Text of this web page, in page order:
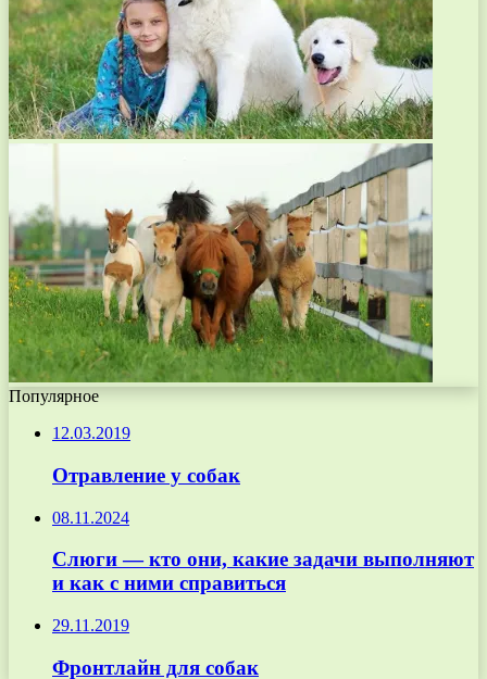
Популярное
12.03.2019
Отравление у собак
08.11.2024
Слюги — кто они, какие задачи выполняют
и как с ними справиться
29.11.2019
Фронтлайн для собак